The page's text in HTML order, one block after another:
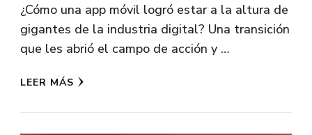
¿Cómo una app móvil logró estar a la altura de
gigantes de la industria digital? Una transición
que les abrió el campo de acción y …
LEER MÁS